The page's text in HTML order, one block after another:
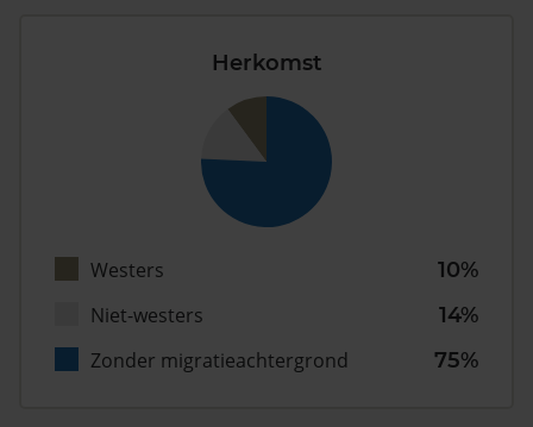
Herkomst
Westers
10%
Niet-westers
14%
Zonder migratieachtergrond
75%